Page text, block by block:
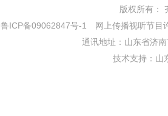
版权所有：
鲁ICP备09062847号-1 网上传播视听节目
通讯地址：山东省济
技术支持： 山